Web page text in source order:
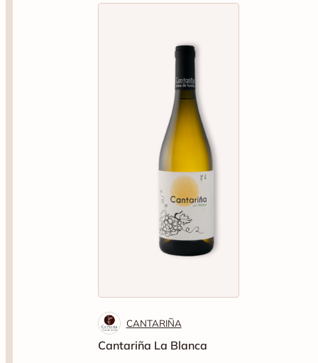
CANTARIÑA
Cantariña La Blanca